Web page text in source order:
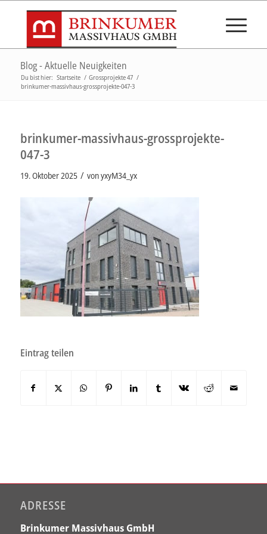
Blog - Aktuelle Neuigkeiten
Du bist hier: Startseite / Grossprojekte 47 /
brinkumer-massivhaus-grossprojekte-047-3
brinkumer-massivhaus-grossprojekte-
047-3
19. Oktober 2025 / vonyxyM34_yx
Eintrag teilen
ADRESSE
Brinkumer Massivhaus GmbH